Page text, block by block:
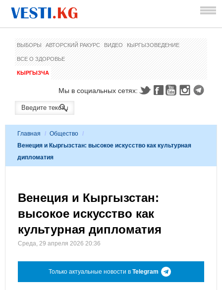
ВЫБОРЫ АВТОРСКИЙ РАКУРС ВИДЕО КЫРГЫЗОВЕДЕНИЕ
ВСЕ О ЗДОРОВЬЕ
КЫРГЫЗЧА
Мы в социальных сетях:
Главная / Общество /
Венеция и Кыргызстан: высокое искусство как культурная
дипломатия
Венеция и Кыргызстан:
высокое искусство как
культурная дипломатия
Среда, 29 апреля 2026 20:36
Только актуальные новости в Telegram